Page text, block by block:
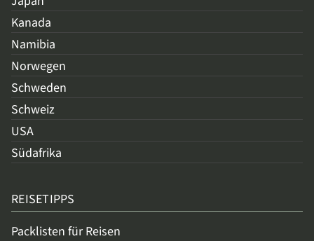
Kanada
Namibia
Norwegen
Schweden
Schweiz
USA
Südafrika
REISETIPPS
Packlisten für Reisen